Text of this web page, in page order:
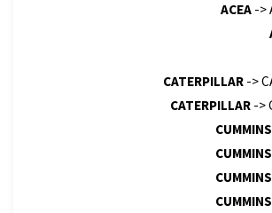
ACEA->
CATERPILLAR->
CATERPILLAR->
CUMMINS
CUMMINS
CUMMINS
CUMMINS